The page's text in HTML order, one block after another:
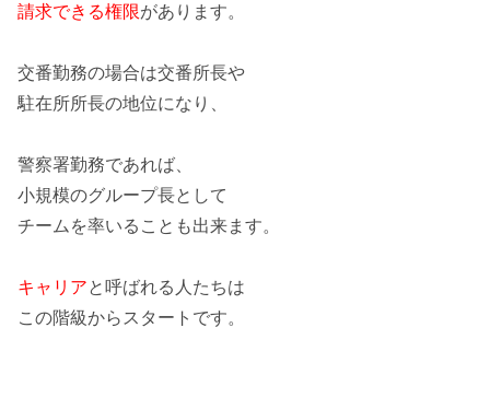
請求できる権限があります。
交番勤務の場合は交番所長や
駐在所所長の地位になり、
警察署勤務であれば、
小規模のグループ長として
チームを率いるこ とも出来ます。
キャリアと呼ばれる人たちは
この階級からスタートです。